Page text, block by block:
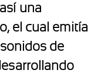
una
el cual emitía
de